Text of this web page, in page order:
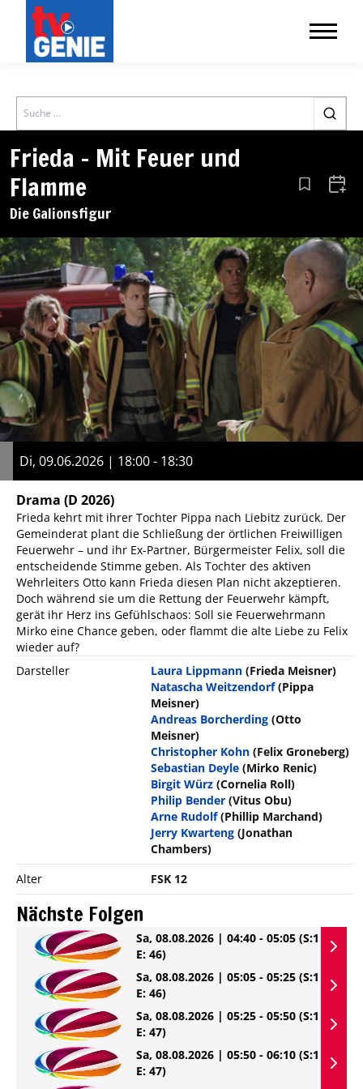
Search
Frieda – Mit Feuer und
Flamme
Die Galionsfigur
Aus den
Di, 09.06.2026 | 18:00 - 18:30
Drama (D 2026)
Frieda kehrt mit ihrer Tochter Pippa nach Liebitz zurück. Der
Gemeinderat plant die Schließung der örtlichen Freiwilligen
Feuerwehr – und ihr Ex-Partner, Bürgermeister Felix, soll die
entscheidende Stimme geben. Als Tochter des aktiven
Wehrleiters Otto kann Frieda diesen Plan nicht akzeptieren.
Doch während sie um die Rettung der Feuerwehr kämpft,
gerät ihr Herz ins Gefühlschaos: Soll sie Feuerwehrmann
Mirko eine Chance geben, oder flammt die alte Liebe zu Felix
wieder auf?
Darsteller
Laura Lippmann (Frieda Meisner)
Natascha Weitzendorf (Pippa
Meisner)
Andreas Borcherding (Otto
Meisner)
Christopher Kohn (Felix Groneberg)
Sebastian Deyle (Mirko Renic)
Birgit Würz (Cornelia Roll)
Philip Bender (Vitus Obu)
Arne Rudolf (Phillip Marchand)
Jerry Kwarteng (Jonathan
Chambers)
Alter
FSK 12
Nächste Folgen
Sa, 08.08.2026 | 04:40 - 05:05 (S:1
E: 46)
Sa, 08.08.2026 | 05:05 - 05:25 (S:1
E: 46)
Sa, 08.08.2026 | 05:25 - 05:50 (S:1
E: 47)
Sa, 08.08.2026 | 05:50 - 06:10 (S:1
E: 47)